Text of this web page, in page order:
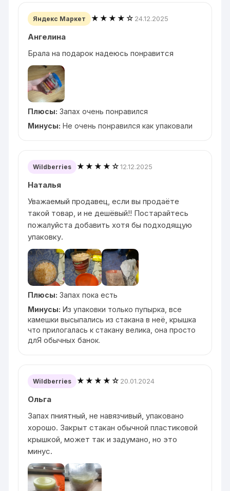
Яндекс Маркет ★★★★☆ 24.12.2025
Ангелина
Брала на подарок надеюсь понравится
Плюсы: Запах очень понравился
Минусы: Не очень понравился как упаковали
Wildberries ★★★★☆12.12.2025
Наталья
Уважаемый продавец, если вы продаёте
такой товар, и не дешёвый!! Постарайтесь
пожалуйста добавить хотя бы подходящую
упаковку.
Плюсы: Запах пока есть
Минусы: Из упаковки только пупырка, все
камешки высыпались из стакана в неё, крышка
что прилогалась к стакану велика, она просто
длЯ обычных банок.
Wildberries ★★★★☆ 20.01.2024
Ольга
Запах пниятный, не навязчивый, упаковано
хорошо. Закрыт стакан обычной пластиковой
крышкой, может так и задумано, но это
минус.